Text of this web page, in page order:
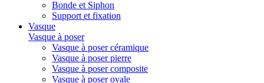
Bonde et Siphon
Support et fixation
Vasque
Vasque à poser
Vasque à poser céramique
Vasque à poser pierre
Vasque à poser composite
Vasque à poser ovale